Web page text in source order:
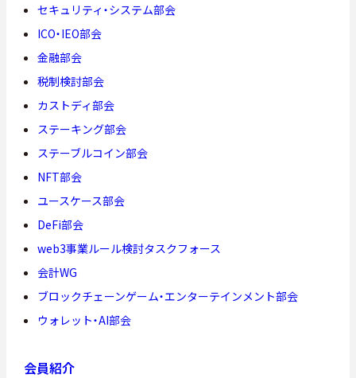
セキュリティ・システム部会
ICO・IEO部会
金融部会
税制検討部会
カストディ部会
ステーキング部会
ステーブルコイン部会
NFT部会
ユースケース部会
DeFi部会
web3事業ルール検討タスクフォース
会計WG
ブロックチェーンゲーム・エンターテインメント部会
ウォレット・AI部会
会員紹介